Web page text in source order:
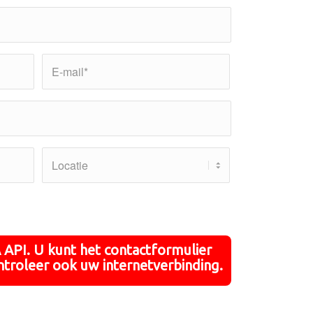
API. U kunt het contactformulier
ook uw internetverbinding.